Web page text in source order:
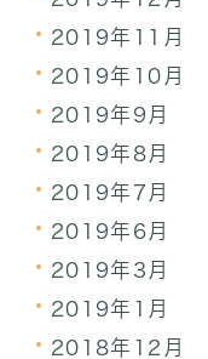
2019年11月
2019年10月
2019年9月
2019年8月
2019年7月
2019年6月
2019年3月
2019年1月
2018年12月